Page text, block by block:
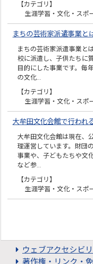
【カテゴリ】
生涯学習・文化・スポ
まちの芸術家派遣事業と
まちの芸術家派遣事業と
校に派遣し、子供たちに
目的にした事業です。毎
の文化…
【カテゴリ】
生涯学習・文化・スポ
大牟田文化会館で行われ
大牟田文化会館は現在、
理運営しています。財団
事業や、子どもたちや文
など参…
【カテゴリ】
生涯学習・文化・スポ
ウェブアクセシビ
著作権・リンク・